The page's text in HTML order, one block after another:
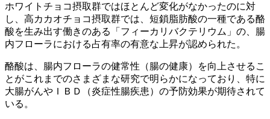
ホワイトチョコ摂取群ではほとんど変化がなかったのに対
し、高カカオチョコ摂取群では、短鎖脂肪酸の一種である酪
酸を生み出す働きのある「フィーカリバクテリウム」の、腸
内フローラにおける占有率の有意な上昇が認められた。
酪酸は、腸内フローラの健常性（腸の健康）を向上させるこ
とがこれまでのさまざまな研究で明らかになっており、特に
大腸がんやＩＢＤ（炎症性腸疾患）の予防効果が期待されて
いる。